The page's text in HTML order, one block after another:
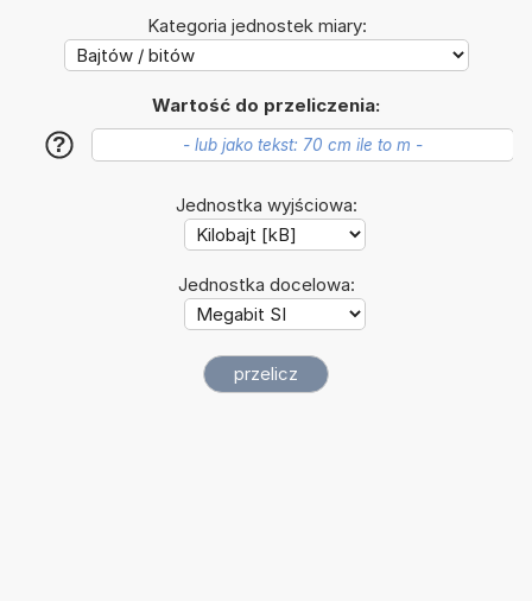
Kategoria jednostek miary:
Wartość do przeliczenia:
?
Jednostka wyjściowa:
Jednostka docelowa: